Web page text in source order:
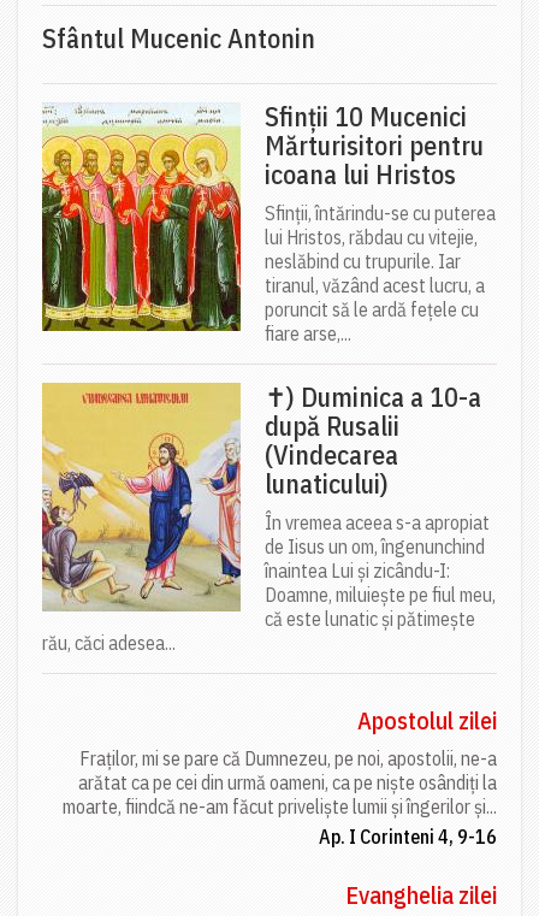
Sfântul Mucenic Antonin
Sfinții 10 Mucenici
Mărturisitori pentru
icoana lui Hristos
Sfinții, întărindu-se cu puterea
lui Hristos, răbdau cu vitejie,
neslăbind cu trupurile. Iar
tiranul, văzând acest lucru, a
poruncit să le ardă fețele cu
fiare arse,...
✝) Duminica a 10-a
după Rusalii
(Vindecarea
lunaticului)
În vremea aceea s-a apropiat
de Iisus un om, îngenunchind
înaintea Lui și zicându-I:
Doamne, miluiește pe fiul meu,
că este lunatic și pătimește
rău, căci adesea...
Apostolul zilei
Fraților, mi se pare că Dumnezeu, pe noi, apostolii, ne-a
arătat ca pe cei din urmă oameni, ca pe niște osândiți la
moarte, fiindcă ne-am făcut priveliște lumii și îngerilor și...
Ap. I Corinteni 4, 9-16
Evanghelia zilei